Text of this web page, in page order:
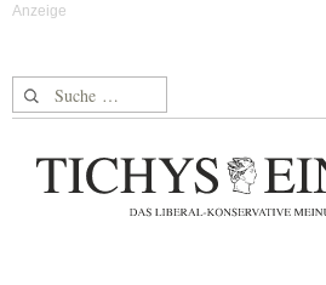
Suche nach: